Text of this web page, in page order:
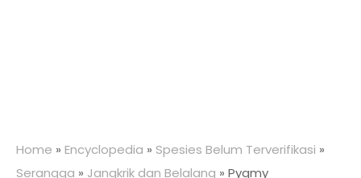
Home » Encyclopedia » Spesies Belum Terverifikasi »
Serangga » Jangkrik dan Belalang » Pygmy